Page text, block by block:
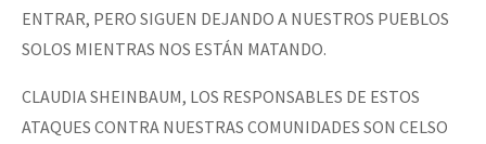
ENTRAR, PERO SIGUEN DEJANDO A NUESTROS PUEBLOS
SOLOS MIENTRAS NOS ESTÁN MATANDO.
CLAUDIA SHEINBAUM, LOS RESPONSABLES DE ESTOS
ATAQUES CONTRA NUESTRAS COMUNIDADES SON CELSO